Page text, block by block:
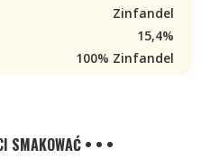
Zinfandel
15,4%
100% Zinfandel
SMAKOWAĆ • • •